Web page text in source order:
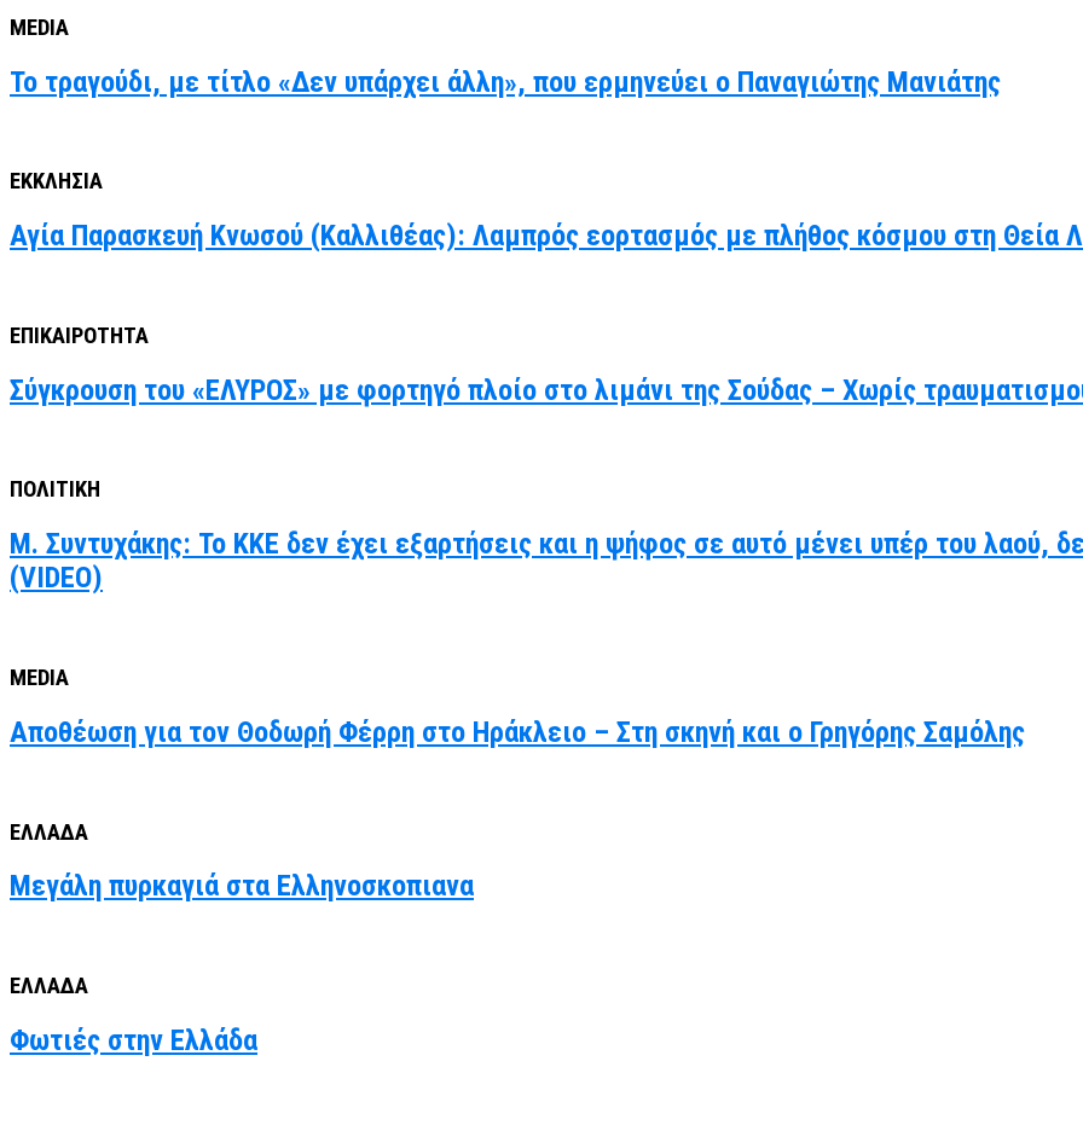
MEDIA
Το τραγούδι, με τίτλο «Δεν υπάρχει άλλη», που ερμηνεύει ο Παναγιώτης Μανιάτης
ΕΚΚΛΗΣΙΑ
Αγία Παρασκευή Κνωσού (Καλλιθέας): Λαμπρός εορτασμός με πλήθος κόσμου στη Θεία
ΕΠΙΚΑΙΡΟΤΗΤΑ
Σύγκρουση του «ΕΛΥΡΟΣ» με φορτηγό πλοίο στο λιμάνι της Σούδας – Χωρίς
ΠΟΛΙΤΙΚΗ
Μ. Συντυχάκης: Το ΚΚΕ δεν έχει εξαρτήσεις και η ψήφος σε αυτό μένει υπέρ του λαού,
(VIDEO)
MEDIA
Αποθέωση για τον Θοδωρή Φέρρη στο Ηράκλειο – Στη σκηνή και ο Γρηγόρης Σαμόλης
ΕΛΛΑΔΑ
Μεγάλη πυρκαγιά στα Ελληνοσκοπιανα
ΕΛΛΑΔΑ
Φωτιές στην Ελλάδα